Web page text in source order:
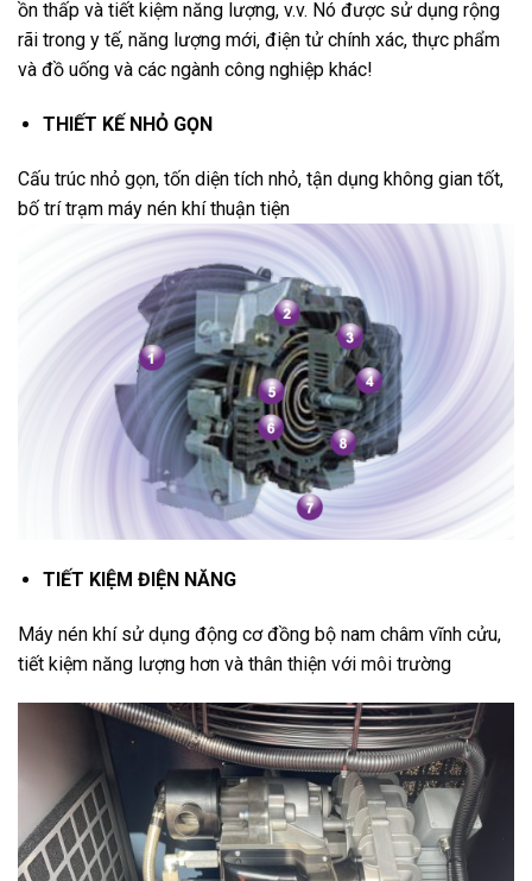
ồn thấp và tiết kiệm năng lượng, v.v. Nó được sử dụng rộng
rãi trong y tế, năng lượng mới, điện tử chính xác, thực phẩm
và đồ uống và các ngành công nghiệp khác!
THIẾT KẾ NHỎ GỌN
Cấu trúc nhỏ gọn, tốn diện tích nhỏ, tận dụng không gian tốt,
bố trí trạm máy nén khí thuận tiện
TIẾT KIỆM ĐIỆN NĂNG
Máy nén khí sử dụng động cơ đồng bộ nam châm vĩnh cửu,
tiết kiệm năng lượng hơn và thân thiện với môi trường